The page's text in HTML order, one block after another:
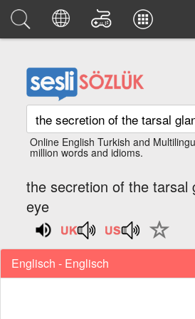
Online English Turkish and
million words and idioms.
the secretion of the tarsal
eye
Englisch - Englisch